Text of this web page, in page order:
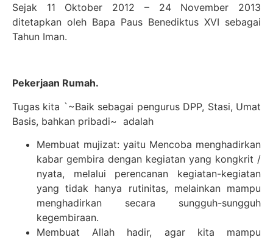
Sejak 11 Oktober 2012 – 24 November 2013
ditetapkan oleh Bapa Paus Benediktus XVI sebagai
Tahun Iman.
Pekerjaan Rumah.
Tugas kita `~Baik sebagai pengurus DPP, Stasi, Umat
Basis, bahkan pribadi~ adalah
Membuat mujizat: yaitu Mencoba menghadirkan
kabar gembira dengan kegiatan yang kongkrit /
nyata, melalui perencanan kegiatan-kegiatan
yang tidak hanya rutinitas, melainkan mampu
menghadirkan secara sungguh-sungguh
kegembiraan.
Membuat Allah hadir, agar kita mampu